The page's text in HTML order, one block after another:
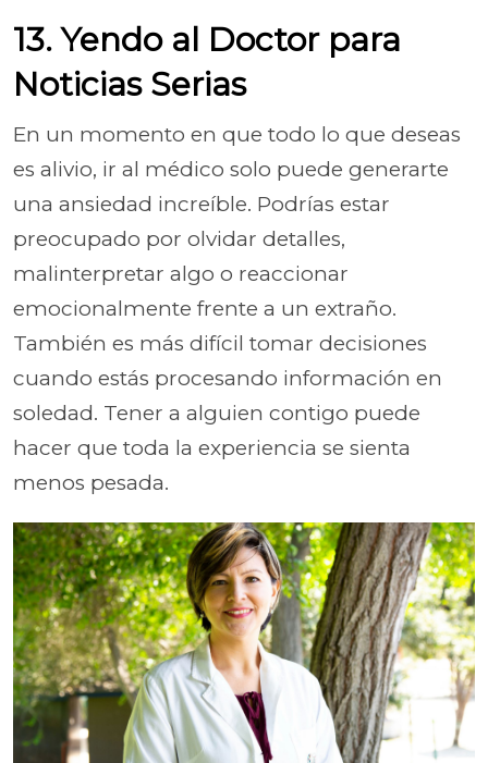
13. Yendo al Doctor para
Noticias Serias
En un momento en que todo lo que deseas
es alivio, ir al médico solo puede generarte
una ansiedad increíble. Podrías estar
preocupado por olvidar detalles,
malinterpretar algo o reaccionar
emocionalmente frente a un extraño.
También es más difícil tomar decisiones
cuando estás procesando información en
soledad. Tener a alguien contigo puede
hacer que toda la experiencia se sienta
menos pesada.